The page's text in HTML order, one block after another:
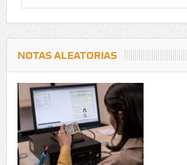
NOTAS ALEATORIAS